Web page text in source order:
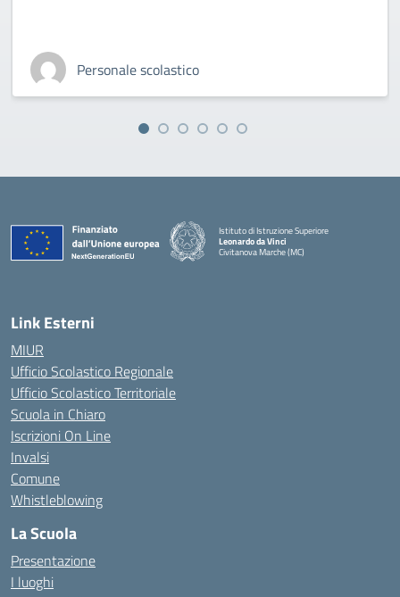
Personale scolastico
Istituto di Istruzione Superiore
Leonardo da Vinci
Civitanova Marche (MC)
Link Esterni
MIUR
Ufficio Scolastico Regionale
Ufficio Scolastico Territoriale
Scuola in Chiaro
Iscrizioni On Line
Invalsi
Comune
Whistleblowing
La Scuola
Presentazione
I luoghi